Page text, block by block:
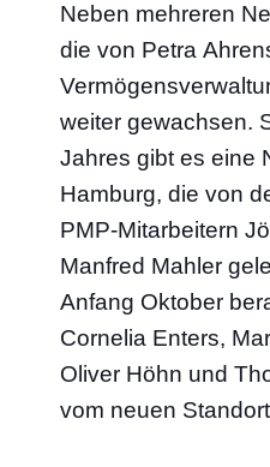
Neben mehreren
die von Petra
weiter gewachsen.
Jahres gibt es eine
Hamburg, die von
PMP-Mitarbeitern
Manfred Mahler
Anfang Oktober
Cornelia Enters,
Oliver Höhn und
vom neuen